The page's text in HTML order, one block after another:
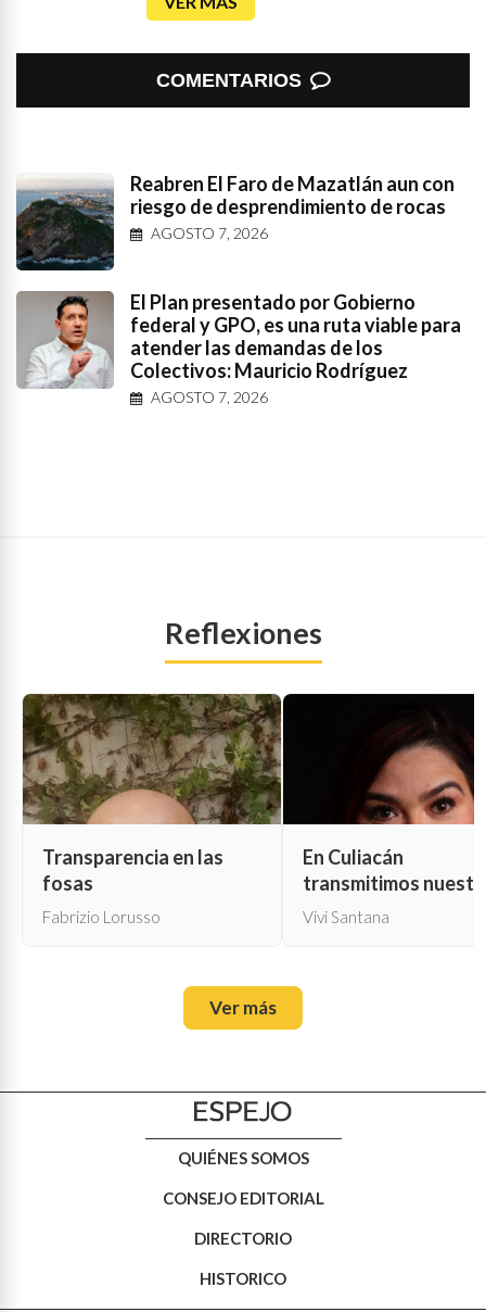
COMENTARIOS
Reabren El Faro de Mazatlán aun con
riesgo de desprendimiento de rocas
AGOSTO 7, 2026
El Plan presentado por Gobierno
federal y GPO, es una ruta viable para
atender las demandas de los
Colectivos: Mauricio Rodríguez
AGOSTO 7, 2026
Reflexiones
Transparencia en las
fosas
Fabrizio Lorusso
En Culiacán
transmitimos
propia muerte
Vivi Santana
Ver más
QUIÉNES SOMOS
CONSEJO EDITORIAL
DIRECTORIO
HISTORICO